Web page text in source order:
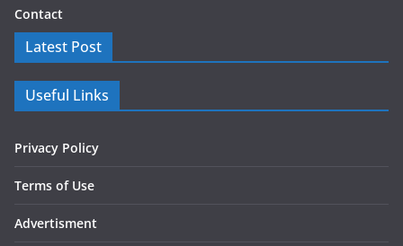
Contact
Latest Post
Useful Links
Privacy Policy
Terms of Use
Advertisment